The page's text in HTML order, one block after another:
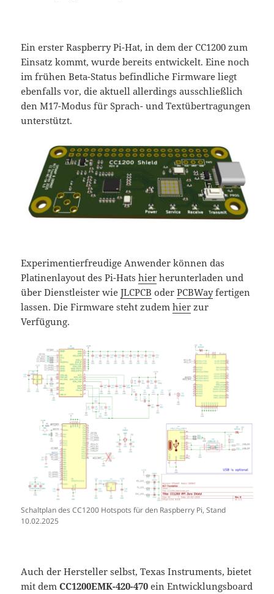
Ein erster Raspberry Pi-Hat, in dem der CC1200 zum
Einsatz kommt, wurde bereits entwickelt. Eine noch
im frühen Beta-Status befindliche Firmware liegt
ebenfalls vor, die aktuell allerdings ausschließlich
den M17-Modus für Sprach- und Textübertragungen
unterstützt.
Experimentierfreudige Anwender können das
Platinenlayout des Pi-Hatshier herunterladen und
über Dienstleister wieJLCPCB oderPCBWayfertigen
lassen. Die Firmware steht zudemhier zur
Verfügung.
Schaltplan des CC1200 Hotspots für den Raspberry Pi, Stand
10.02.2025
Auch der Hersteller selbst, Texas Instruments, bietet
mit demCC1200EMK-420-470 ein Entwicklungsboard